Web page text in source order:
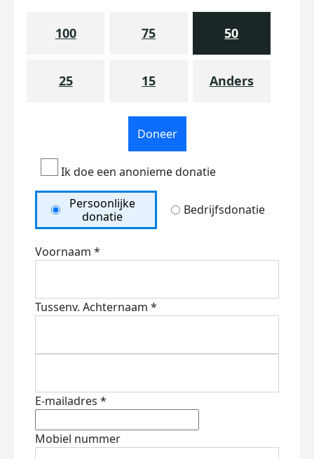
100 75 50
25 15 Anders
Doneer
Ik doe een anonieme donatie
Persoonlijke
donatie
Bedrijfsdonatie
Voornaam *
Tussenv. Achternaam *
E-mailadres *
Mobiel nummer